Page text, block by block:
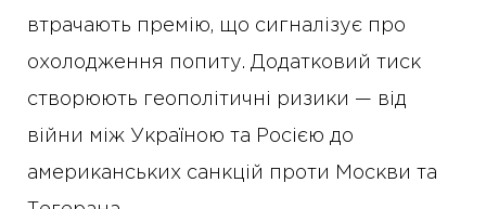
втрачають премію, що сигналізує про
охолодження попиту. Додатковий тиск
створюють геополітичні ризики — від
війни між Україною та Росією до
американських санкцій проти Москви та